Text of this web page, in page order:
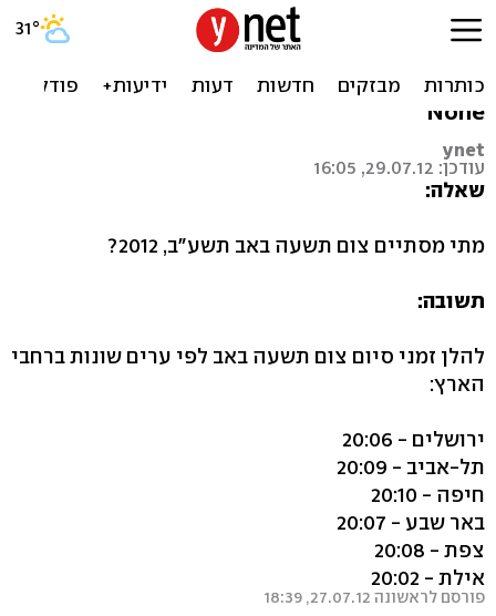
מתי מסתיים צום תשעה באב
None
ynet
עודכן: 29.07.12, 16:05
שאלה:
מתי מסתיים צום תשעה באב תשע"ב, 2012?
תשובה:
להלן זמני סיום צום תשעה באב לפי ערים שונות ברחבי
הארץ:
ירושלים - 20:06
תל-אביב - 20:09
חיפה - 20:10
באר שבע - 20:07
צפת - 20:08
אילת - 20:02
פורסם לראשונה 27.07.12, 18:39